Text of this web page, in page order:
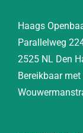
Haags
Parallelweg
2525 NL Den
Bereikbaar